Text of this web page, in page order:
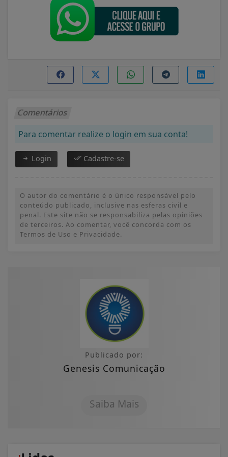
Comentários
Para comentar realize o login em sua conta!
Login Cadastre-se
O autor do comentário é o único responsável pelo
conteúdo publicado, inclusive nas esferas civil e
penal. Este site não se responsabiliza pelas opiniões
de terceiros. Ao comentar, você concorda com os
Termos de Uso e Privacidade.
Publicado por:
Genesis Comunicação
Saiba Mais